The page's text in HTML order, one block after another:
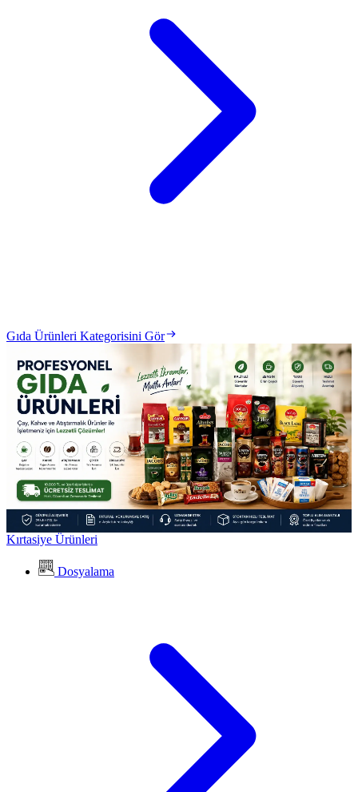
Gıda Ürünleri Kategorisini Gör
Kırtasiye Ürünleri
Dosyalama